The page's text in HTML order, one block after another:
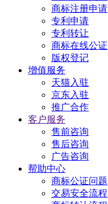
商标注册申请
专利申请
专利转让
商标在线公证
版权登记
增值服务
天猫入驻
京东入驻
推广合作
客户服务
售前咨询
售后咨询
广告咨询
帮助中心
商标公证问题
交易安全流程